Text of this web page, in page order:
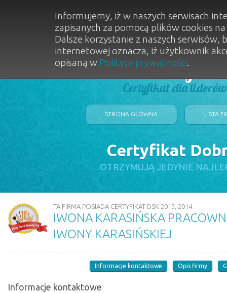
Dobry
Certyfikat dla
STRONA GŁÓWNA LISTA
Certyfikat
OTRZYMUJĄ JEDYNIE
TA FIRMA POSIADA CERTYFIKAT DSK 2013, 2014
IWONA KARASIŃSKA
IWONY KARASIŃSKIEJ
Informacje kontaktowe Opis firmy
Informacje kontaktowe
Informujemy, iż w naszych serwisach
zapisanych za pomocą plików cookies
Dalsze korzystanie z naszych
internetowej oznacza, iż użytkownik
opisaną w Polityce prywatności.